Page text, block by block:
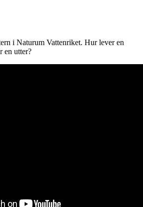
i Naturum Vattenriket. Hur lever en
en utter?